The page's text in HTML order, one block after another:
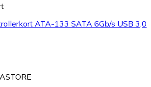
ATA-133 SATA 6Gb/s USB 3,0